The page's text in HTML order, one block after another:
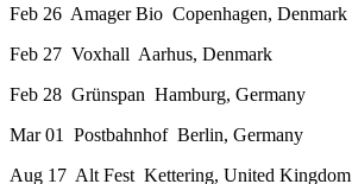
Feb 26 Amager Bio Copenhagen, Denmark
Feb 27 Voxhall Aarhus, Denmark
Feb 28 Grünspan Hamburg, Germany
Mar 01 Postbahnhof Berlin, Germany
Aug 17 Alt Fest Kettering, United Kingdom